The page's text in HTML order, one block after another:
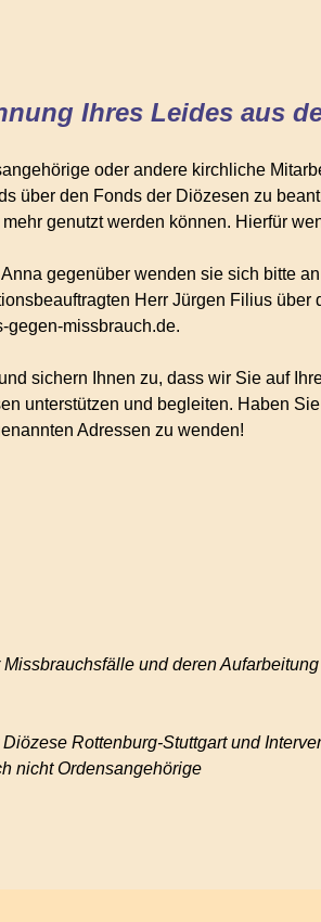
Ihres Leides aus
oder andere kirchliche
über den Fonds der Diözesen zu
genutzt werden können. Hierfür
gegenüber wenden sie sich bitte
Herr Jürgen Filius über
gegen-missbrauch.de.
sichern Ihnen zu, dass wir Sie auf
unterstützen und begleiten. Haben
Adressen zu wenden!
und deren Aufarbeitung
Rottenburg-Stuttgart und
nicht Ordensangehörige